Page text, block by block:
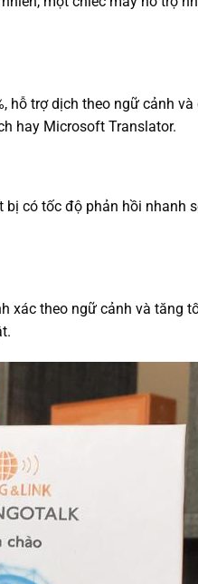
hỗ trợ dịch theo ngữ cảnh
hay Microsoft Translator.
có tốc độ phản hồi nhanh
xác theo ngữ cảnh và tăng